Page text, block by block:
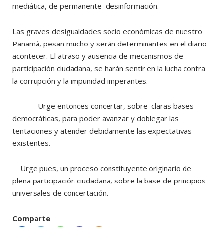
mediática, de permanente desinformación.
Las graves desigualdades socio económicas de nuestro
Panamá, pesan mucho y serán determinantes en el diario
acontecer. El atraso y ausencia de mecanismos de
participación ciudadana, se harán sentir en la lucha contra
la corrupción y la impunidad imperantes.
Urge entonces concertar, sobre claras bases
democráticas, para poder avanzar y doblegar las
tentaciones y atender debidamente las expectativas
existentes.
Urge pues, un proceso constituyente originario de
plena participación ciudadana, sobre la base de principios
universales de concertación.
Comparte